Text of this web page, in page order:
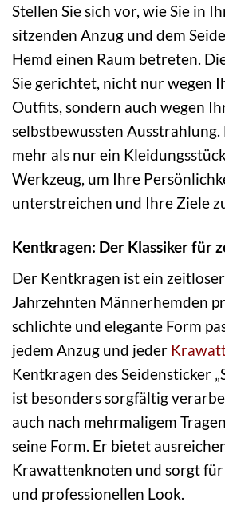
Stellen Sie sich vor, wie Sie in
sitzenden Anzug und dem
Hemd einen Raum betreten.
Sie gerichtet, nicht nur wegen
Outfits, sondern auch wegen
selbstbewussten Ausstrahlung.
mehr als nur ein
Werkzeug, um Ihre
unterstreichen und Ihre Ziele
Kentkragen: Der Klassiker für
Der Kentkragen ist ein
Jahrzehnten Männerhemden
schlichte und elegante Form
jedem Anzug und jeder
Kentkragen des Seidensticker
ist besonders sorgfältig
auch nach mehrmaligem
seine Form. Er bietet
Krawattenknoten und sorgt
und professionellen Look.